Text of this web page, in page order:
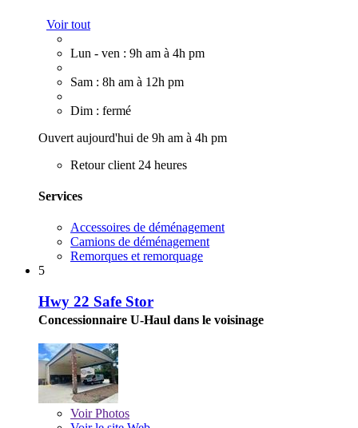
Voir tout
Lun - ven : 9h am à 4h pm
Sam : 8h am à 12h pm
Dim : fermé
Ouvert aujourd'hui de 9h am à 4h pm
Retour client 24 heures
Services
Accessoires de déménagement
Camions de déménagement
Remorques et remorquage
5
Hwy 22 Safe Stor
Concessionnaire U-Haul dans le voisinage
VoirPhotos